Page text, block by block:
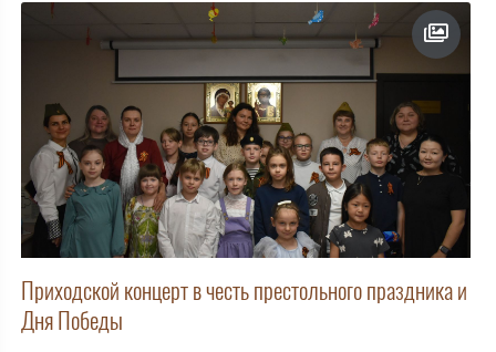
Приходской концерт в честь престольного праздника и
Дня Победы